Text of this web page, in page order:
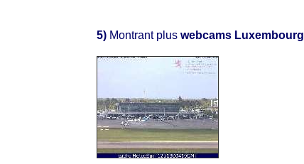
5) Montrant plus webcams Luxembourg